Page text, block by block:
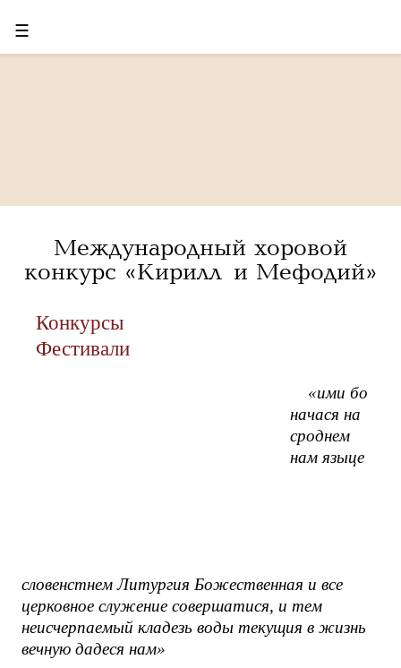
☰
Международный хоровой
конкурс «Кирилл и Мефодий»
Конкурсы
Фестивали
«ими бо
начася на
сроднем
нам языце
словенстнем Литургия Божественная и все
церковное служение совершатися, и тем
неисчерпаемый кладезь воды текущия в жизнь
вечную дадеся нам»